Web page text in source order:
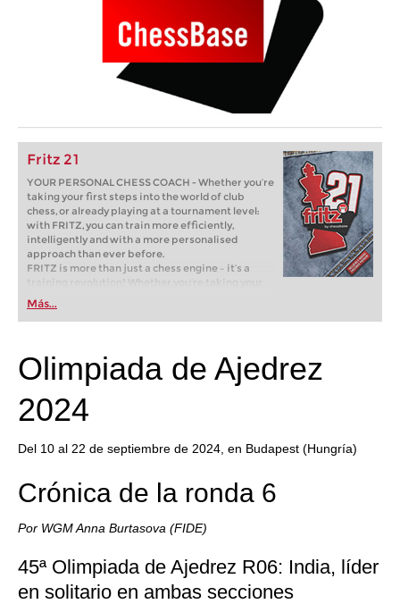
Fritz 21
YOUR PERSONAL CHESS COACH - Whether you’re
taking your first steps into the world of club
chess, or already playing at a tournament level:
with FRITZ, you can train more efficiently,
intelligently and with a more personalised
approach than ever before.
FRITZ is more than just a chess engine – it’s a
training revolution! Whether you’re taking your
first steps into the world of club chess, or already
playing at a tournament level: with FRITZ, you can
train more efficiently, intelligently and with a
Más...
Olimpiada de Ajedrez
2024
Del 10 al 22 de septiembre de 2024, en Budapest (Hungría)
Crónica de la ronda 6
Por WGM Anna Burtasova (FIDE)
45ª Olimpiada de Ajedrez R06: India, líder
en solitario en ambas secciones